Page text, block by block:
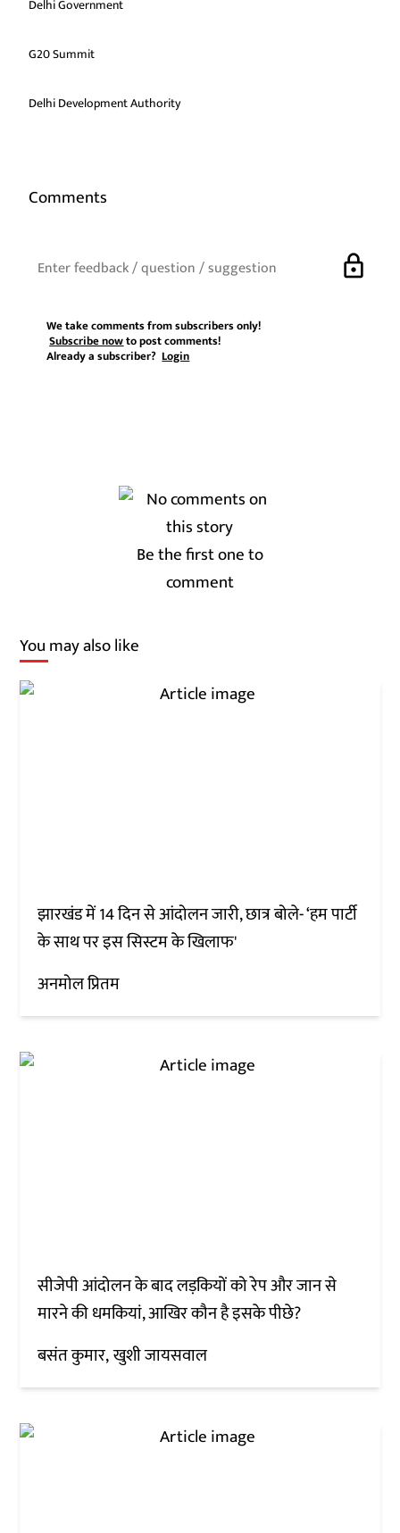
Delhi Government
G20 Summit
Delhi Development Authority
Comments
lock
We take comments from subscribers only!
Subscribe nowto post comments!
Already a subscriber?Login
Be the first one to
comment
You may also like
झारखंड में 14 दिन से आंदोलन जारी, छात्र बोले- ‘हम पार्टी
के साथ पर इस सिस्टम के खिलाफ'
अनमोल प्रितम
सीजेपी आंदोलन के बाद लड़कियों को रेप और जान से
मारने की धमकियां, आखिर कौन है इसके पीछे?
बसंत कुमार खुशी जायसवाल